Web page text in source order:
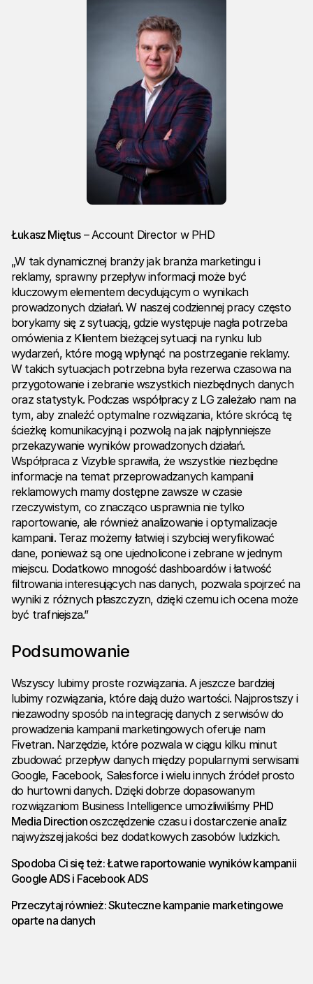
Łukasz Miętus– Account Director w PHD
„W tak dynamicznej branży jak branża marketingu i
reklamy, sprawny przepływ informacji może być
kluczowym elementem decydującym o wynikach
prowadzonych działań. W naszej codziennej pracy często
borykamy się z sytuacją, gdzie występuje nagła potrzeba
omówienia z Klientem bieżącej sytuacji na rynku lub
wydarzeń, które mogą wpłynąć na postrzeganie reklamy.
W takich sytuacjach potrzebna była rezerwa czasowa na
przygotowanie i zebranie wszystkich niezbędnych danych
oraz statystyk. Podczas współpracy z LG zależało nam na
tym, aby znaleźć optymalne rozwiązania, które skrócą tę
ścieżkę komunikacyjną i pozwolą na jak najpłynniejsze
przekazywanie wyników prowadzonych działań.
Współpraca z Vizyble sprawiła, że wszystkie niezbędne
informacje na temat przeprowadzanych kampanii
reklamowych mamy dostępne zawsze w czasie
rzeczywistym, co znacząco usprawnia nie tylko
raportowanie, ale również analizowanie i optymalizacje
kampanii. Teraz możemy łatwiej i szybciej weryfikować
dane, ponieważ są one ujednolicone i zebrane w jednym
miejscu. Dodatkowo mnogość dashboardów i łatwość
filtrowania interesujących nas danych, pozwala spojrzeć na
wyniki z różnych płaszczyzn, dzięki czemu ich ocena może
być trafniejsza.”
Podsumowanie
Wszyscy lubimy proste rozwiązania. A jeszcze bardziej
lubimy rozwiązania, które dają dużo wartości. Najprostszy i
niezawodny sposób na integrację danych z serwisów do
prowadzenia kampanii marketingowych oferuje nam
Fivetran. Narzędzie, które pozwala w ciągu kilku minut
zbudować przepływ danych między popularnymi serwisami
Google, Facebook, Salesforce i wielu innych źródeł prosto
do hurtowni danych. Dzięki dobrze dopasowanym
rozwiązaniom Business Intelligence umożliwiliśmy PHD
Media Directionoszczędzenie czasu i dostarczenie analiz
najwyższej jakości bez dodatkowych zasobów ludzkich.
Spodoba Ci się też:Łatwe raportowanie wyników kampanii
Google ADS i Facebook ADS
Przeczytaj również:Skuteczne kampanie marketingowe
oparte na danych